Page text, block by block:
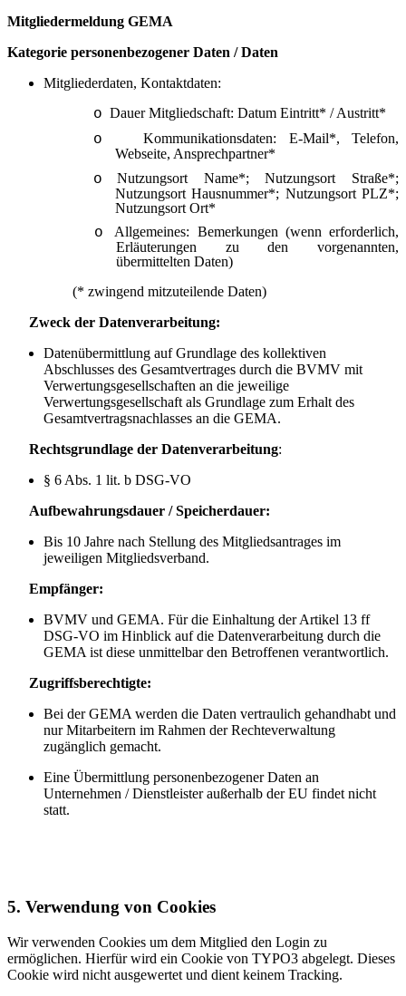
Mitgliedermeldung GEMA
Kategorie personenbezogener Daten / Daten
Mitgliederdaten, Kontaktdaten:
o Dauer Mitgliedschaft: Datum Eintritt* / Austritt*
o
Kommunikationsdaten: E-Mail*, Telefon,
Webseite, Ansprechpartner*
o
Nutzungsort Name*; Nutzungsort Straße*;
Nutzungsort Hausnummer*; Nutzungsort PLZ*;
Nutzungsort Ort*
o
Allgemeines: Bemerkungen (wenn erforderlich,
Erläuterungen zu den vorgenannten,
übermittelten Daten)
(* zwingend mitzuteilende Daten)
Zweck der Datenverarbeitung:
Datenübermittlung auf Grundlage des kollektiven
Abschlusses des Gesamtvertrages durch die BVMV mit
Verwertungsgesellschaften an die jeweilige
Verwertungsgesellschaft als Grundlage zum Erhalt des
Gesamtvertragsnachlasses an die GEMA.
Rechtsgrundlage der Datenverarbeitung:
§ 6 Abs. 1 lit. b DSG-VO
Aufbewahrungsdauer / Speicherdauer:
Bis 10 Jahre nach Stellung des Mitgliedsantrages im
jeweiligen Mitgliedsverband.
Empfänger:
BVMV und GEMA. Für die Einhaltung der Artikel 13 ff
DSG-VO im Hinblick auf die Datenverarbeitung durch die
GEMA ist diese unmittelbar den Betroffenen verantwortlich.
Zugriffsberechtigte:
Bei der GEMA werden die Daten vertraulich gehandhabt und
nur Mitarbeitern im Rahmen der Rechteverwaltung
zugänglich gemacht.
Eine Übermittlung personenbezogener Daten an
Unternehmen / Dienstleister außerhalb der EU findet nicht
statt.
5. Verwendung von Cookies
Wir verwenden Cookies um dem Mitglied den Login zu
ermöglichen. Hierfür wird ein Cookie von TYPO3 abgelegt. Dieses
Cookie wird nicht ausgewertet und dient keinem Tracking.